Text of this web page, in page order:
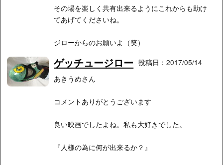
その場を楽しく共有出来るようにこれからも助け
てあげてくださいね。
ジローからのお願いよ（笑）
ゲッチュージロー 投稿日：2017/05/14
あきうめさん
コメントありがとうございます
良い映画でしたよね。私も大好きでした。
『人様の為に何が出来るか？』